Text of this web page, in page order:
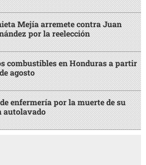
Mejía arremete contra Juan
por la reelección
combustibles en Honduras a partir
agosto
enfermería por la muerte de su
autolavado